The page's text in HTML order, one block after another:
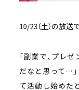
10/23（土）の放送
「副業で、プレ
だなと思って…」
て活動し始めた